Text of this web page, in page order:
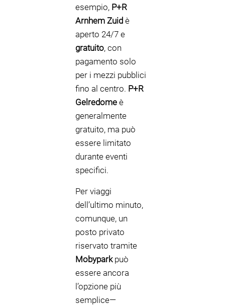
esempio, P+R
Arnhem Zuid è
aperto 24/7 e
gratuito, con
pagamento solo
per i mezzi pubblici
fino al centro. P+R
Gelredome è
generalmente
gratuito, ma può
essere limitato
durante eventi
specifici.
Per viaggi
dell’ultimo minuto,
comunque, un
posto privato
riservato tramite
Mobyparkpuò
essere ancora
l’opzione più
semplice—